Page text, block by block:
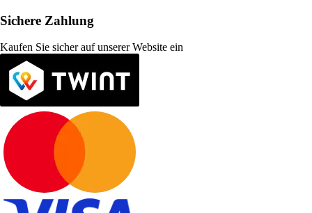
Sichere Zahlung
Kaufen Sie sicher auf unserer Website ein